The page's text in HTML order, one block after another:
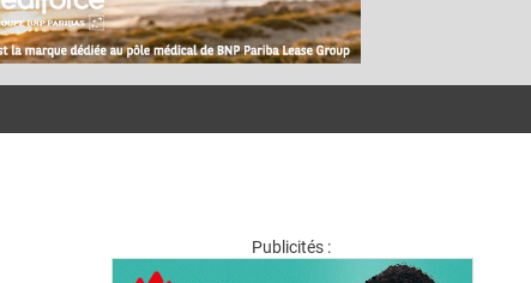
Publicités :